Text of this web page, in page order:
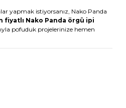
yapmak istiyorsanız, Nako Panda
fiyatlı Nako Panda örgü ipi
pofuduk projelerinize hemen